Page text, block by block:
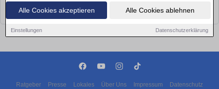
Alle Cookies akzeptieren Alle Cookies ablehnen
Einstellungen Datenschutzerklärung
Leider konnten wir derzeit keine passenden Objekte finden. Schauen Sie
bald wieder vorbei!
Ratgeber Presse Lokales Über Uns Impressum Datenschutz